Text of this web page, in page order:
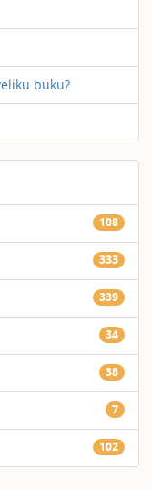
buku?
108
333
339
34
38
7
102